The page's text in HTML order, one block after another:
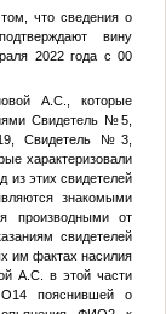
что сведения о
вину
2022 года с 00
А.С., которые
Свидетель №5,
,Свидетель №3,
характеризовали
из этих свидетелей
знакомыми
производными от
свидетелей
им фактах насилия
А.С. в этой части
пояснившей о